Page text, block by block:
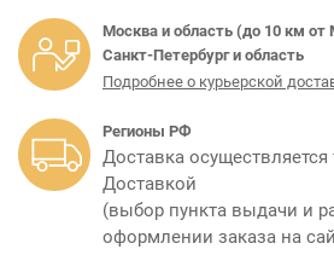
Москва и область (до 10 км
Санкт-Петербург и область
Подробнее о курьерской
Регионы РФ
Доставка
Доставкой
(выбор пункта выдачи и
оформлении заказа на